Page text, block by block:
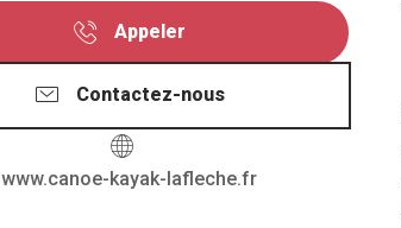
Appeler
Contactez-nous
www.canoe-kayak-lafleche.fr